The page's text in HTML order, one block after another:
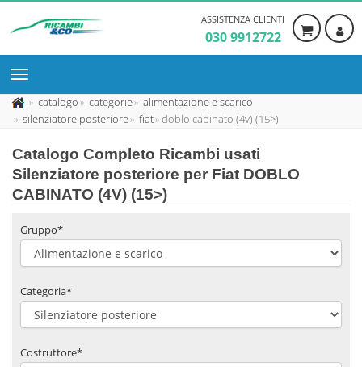
ASSISTENZA CLIENTI
030 9912722
catalogo categorie
alimentazione e scarico
silenziatore posteriore
fiat doblo cabinato (4v) (15>)
Catalogo Completo Ricambi usati
Silenziatore posteriore per Fiat DOBLO
CABINATO (4V) (15>)
Gruppo*
Categoria*
Costruttore*